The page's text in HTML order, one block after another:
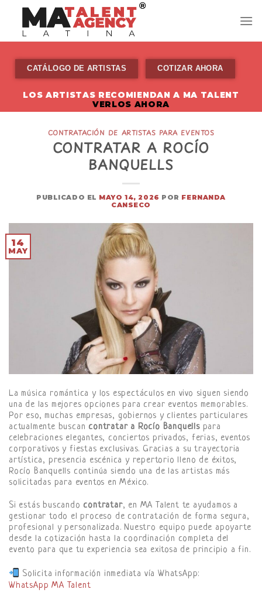
content
CATÁLOGO DE ARTISTAS COTIZAR AHORA
LOS ARTISTAS RECOMIENDAN A MA TALENT
VERLOS AHORA
CONTRATACIÓN DE ARTISTAS PARA EVENTOS
CONTRATAR A ROCÍO
BANQUELLS
PUBLICADO EL MAYO 14, 2026 POR FERNANDA
CANSECO
14
MAY
La música romántica y los espectáculos en vivo siguen siendo
una de las mejores opciones para crear eventos memorables.
Por eso, muchas empresas, gobiernos y clientes particulares
actualmente buscan contratar a Rocío Banquellspara
celebraciones elegantes, conciertos privados, ferias, eventos
corporativos y fiestas exclusivas. Gracias a su trayectoria
artística, presencia escénica y repertorio lleno de éxitos,
Rocío Banquells continúa siendo una de las artistas más
solicitadas para eventos en México.
Si estás buscando contratar, en MA Talent te ayudamos a
gestionar todo el proceso de contratación de forma segura,
profesional y personalizada. Nuestro equipo puede apoyarte
desde la cotización hasta la coordinación completa del
evento para que tu experiencia sea exitosa de principio a fin.
Solicita información inmediata vía WhatsApp:
WhatsApp MA Talent